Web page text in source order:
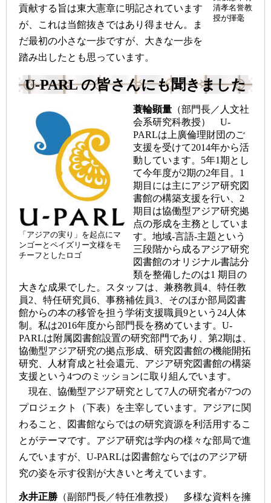
清孝名誉教
授が揮毫
貢献する旨は東大憲章に明記されています
が、これは当館抜きではあり得ません。ま
だ最初の小さな一歩ですが、大きな一歩を
踏み出したとも思っています。
U-PARL の皆さんにも聞きました
「アジアの実り」を起点にマ
ンゴーとペイズリー文様をモ
チーフとしたロゴ
蓑輪顕量（部門長／人文社
会系研究科教授） U-
PARLは上廣倫理財団のご
支援を受けて2014年から活
動しています。5年1期とし
て今年度が2期の2年目。1
期目には主にアジア研究図
書館の構築支援を行い、2
期目は協働型アジア研究拠
点の形成を主務としていま
す。地域-言語-主題という
三段階から成るアジア研究
図書館のオリジナル書誌分
類を整備したのは1 期目の
大きな成果でした。スタッフは、兼務教員4、特任教
員2、特任研究員6、事務補佐員3、そのほか部局図書
館からの本の移管を担う学術支援職員9という24人体
制。私は2016年度から部門長を務めています。U-
PARLは附属図書館設置の研究部門であり、第2期は、
協働型アジア研究の拠点形成、研究図書館の機能開拓
研究、人材育成と社会還元、アジア研究図書館の構築
支援という4つのミッションに取り組んでいます。
現在、協働型アジア研究として7人の研究者が7つの
プロジェクト（下表）を主宰しています。アジアに関
わること、図書館ならではの研究資源を利活用するこ
とがテーマです。アジア研究は学内の様々な部局で進
んでいますが、U-PARLは図書館ならではのアジア研
究の姿を示す役割が大きいと考えています。
永井正勝 （副部門長／特任准教授） 多様な資料を擁